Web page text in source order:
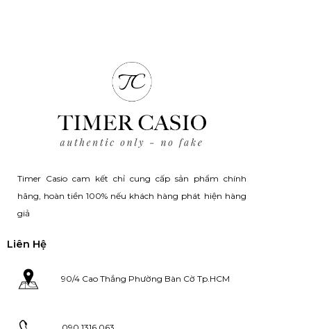
Timer Casio cam kết chỉ cung cấp sản phẩm chính
hãng, hoàn tiền 100% nếu khách hàng phát hiện hàng
giả
Liên Hệ
90/4 Cao Thắng Phường Bàn Cờ Tp.HCM